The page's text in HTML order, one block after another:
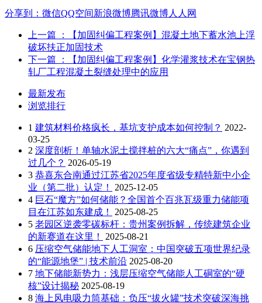
分享到： 微信QQ空间新浪微博腾讯微博人人网
上一篇
：【加固纠偏工程案例】混凝土地下蓄水池上浮
破坏扶正加固技术
下一篇
：【加固纠偏工程案例】化学灌浆技术在宝钢热
轧厂工程混凝土裂缝处理中的应用
最新发布
浏览排行
1 建筑材料价格疯长，基坑支护成本如何控制？ 2022-
03-25
2 深度剖析！单轴水泥土搅拌桩的六大“痛点”，你遇到
过几个？ 2026-05-19
3 恭喜东合南通过江苏省2025年度省级专精特新中小企
业（第二批）认定！
2025-12-05
4 巨石“魔方”如何储能？全国首个百兆瓦级重力储能项
目在江苏如东建成！
2025-08-25
5 老园区逆袭零碳标杆：贵州案例拆解，传统建筑企业
的新赛道在这里！
2025-08-21
6 压缩空气储能地下人工洞室：中国突破五项世界纪录
的“能源地堡” | 技术前沿 2025-08-20
7 地下储能新势力：浅层压缩空气储能人工硐室的“硬
核”设计揭秘 2025-08-19
8 海上风电吸力筒基础：负压“拔火罐”技术突破深海挑